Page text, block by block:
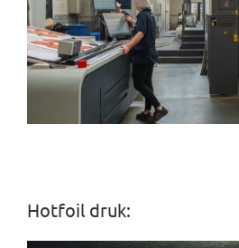
Hotfoil druk: